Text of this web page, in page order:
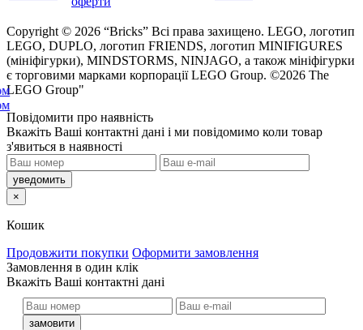
Copyright © 2026 “Bricks” Всі права захищено. LEGO, логотип
LEGO, DUPLO, логотип FRIENDS, логотип MINIFIGURES
(мініфігурки), MINDSTORMS, NINJAGO, а також мініфігурки
є торговими марками корпорації LEGO Group. ©2026 The
LEGO Group"
Повідомити про наявність
кажіть Ваші контактні дані і ми повідомимо коли товар
з'явиться в наявності
×
Кошик
Продовжити покупки Оформити замовлення
Замовлення в один клік
кажіть Ваші контактні дані